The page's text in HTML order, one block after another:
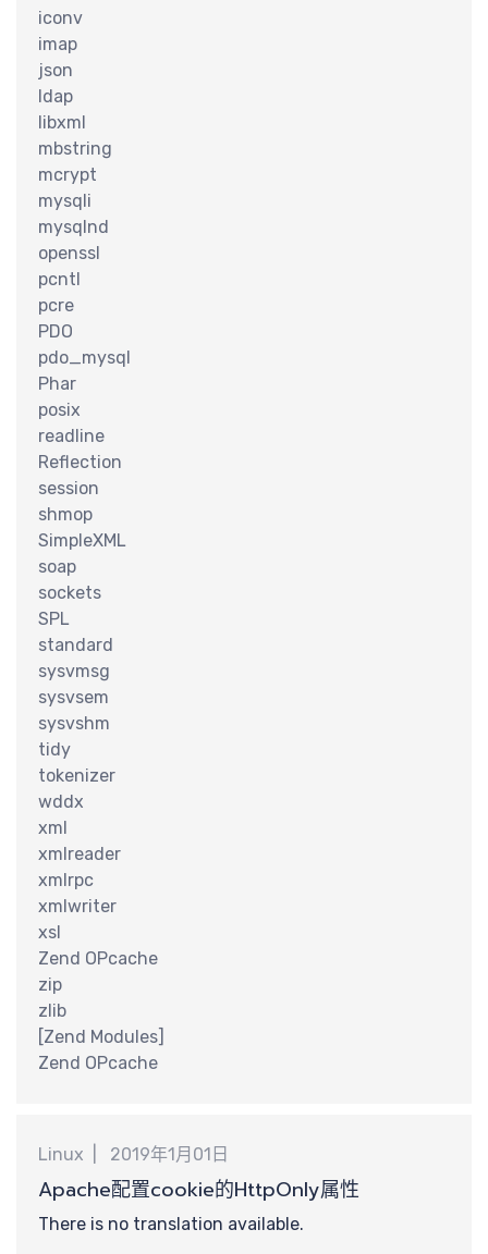
认
识
巧
计
iconv
imap
json
ldap
libxml
mbstring
mcrypt
mysqli
mysqlnd
openssl
pcntl
pcre
PDO
pdo_mysql
Phar
posix
readline
Reflection
session
shmop
SimpleXML
soap
sockets
SPL
standard
sysvmsg
sysvsem
sysvshm
tidy
tokenizer
wddx
xml
xmlreader
xmlrpc
xmlwriter
xsl
Zend OPcache
zip
zlib
[Zend Modules]
Zend OPcache
Linux 2019年1月01日
Apache配置cookie的HttpOnly属性
There is no translation available.